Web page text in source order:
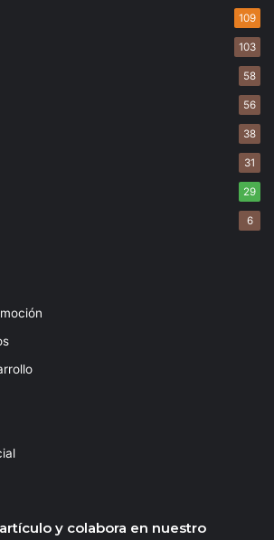
109
103
58
56
38
31
29
6
y colabora en nuestro